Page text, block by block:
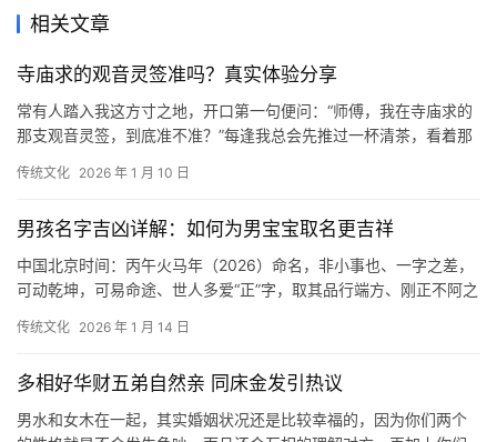
相关文章
寺庙求的观音灵签准吗？真实体验分享
常有人踏入我这方寸之地，开口第一句便问：“师傅，我在寺庙求的
那支观音灵签，到底准不准？”每逢我总会先推过一杯清茶，看着那
传统文化 2026 年 1 月 10 日
男孩名字吉凶详解：如何为男宝宝取名更吉祥
中国北京时间：丙午火马年（2026）命名，非小事也、一字之差，
可动乾坤，可易命途、世人多爱“正”字，取其品行端方、刚正不阿之
传统文化 2026 年 1 月 14 日
多相好华财五弟自然亲 同床金发引热议
男水和女木在一起，其实婚姻状况还是比较幸福的，因为你们两个